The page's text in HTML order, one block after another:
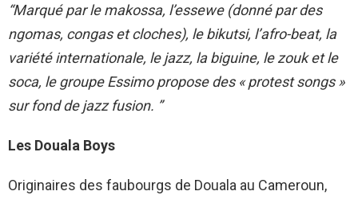
“Marqué par le makossa, l’essewe (donné par des
ngomas, congas et cloches), le bikutsi, l’afro-beat, la
variété internationale, le jazz, la biguine, le zouk et le
soca, le groupe Essimo propose des « protest songs »
sur fond de jazz fusion. ”
Les Douala Boys
Originaires des faubourgs de Douala au Cameroun,